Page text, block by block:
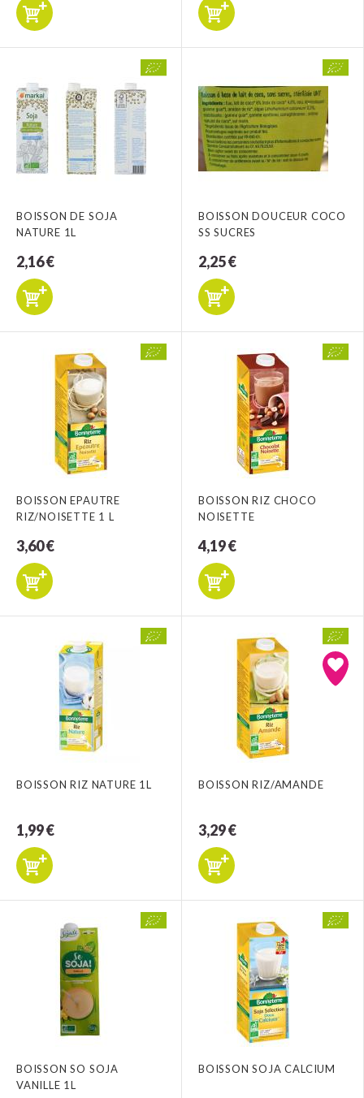
BOISSON DE SOJA
NATURE 1L
2,16 €
BOISSON DOUCEUR COCO
SS SUCRES
2,25 €
BOISSON EPAUTRE
RIZ/NOISETTE 1 L
3,60 €
BOISSON RIZ CHOCO
NOISETTE
4,19 €
BOISSON RIZ NATURE 1L
1,99 €
BOISSON RIZ/AMANDE
3,29 €
BOISSON SO SOJA
VANILLE 1L
BOISSON SOJA CALCIUM